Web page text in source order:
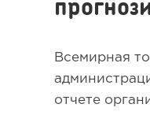
Всемирная
отчете